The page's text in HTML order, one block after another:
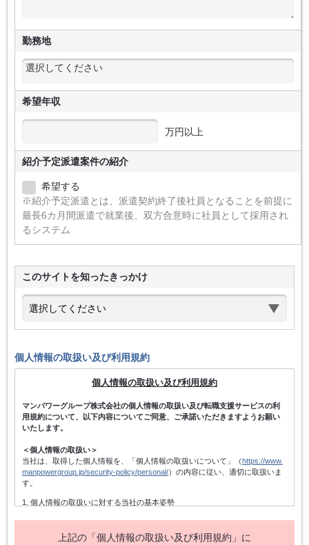
勤務地
希望年収
万円以上
紹介予定派遣案件の紹介
希望する
※紹介予定派遣とは、派遣契約終了後社員となることを前提に
最長6カ月間派遣で就業後、双方合意時に社員として採用され
るシステム
このサイトを知ったきっかけ
個人情報の取扱い及び利用規約
個人情報の取扱い及び利用規約
マンパワーグループ株式会社の個人情報の取扱い及び転職支援サービスの利
用規約について、以下内容についてご同意、ご承諾いただきますようお願い
いたします。
＜個人情報の取扱い＞
当社は、取得した個人情報を、「個人情報の取扱いについて」（ https://www.
manpowergroup.jp/security-policy/personal/）の内容に従い、適切に取扱いま
す。
1. 個人情報の取扱いに対する当社の基本姿勢
ます。また、個人情報の取得にあたっては、適法かつ公正な手段によって
上記の「個人情報の取扱い及び利用規約」に